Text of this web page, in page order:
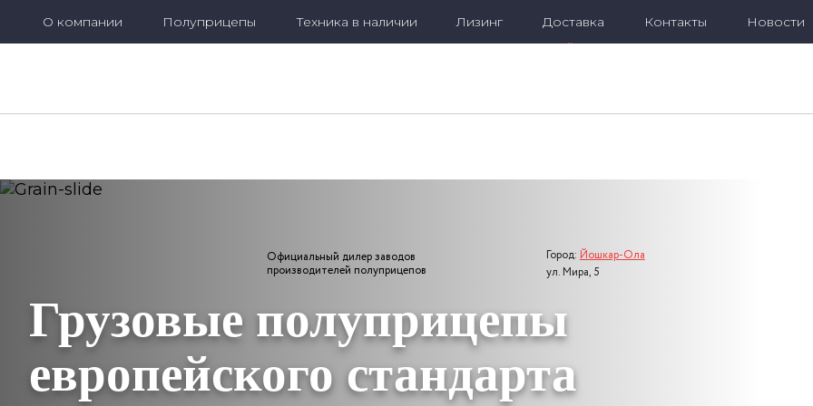
О компании Полуприцепы Техника в наличии Лизинг Доставка Контакты Новости
Официальный дилер заводов
производителей полуприцепов
Город: Йошкар-Ола
ул. Мира, 5
Грузовые полуприцепы
европейского стандарта